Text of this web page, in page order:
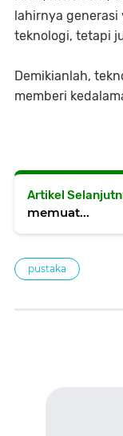
lahirnya generasi
teknologi, tetapi
Demikianlah,
memberi
Artikel
memuat...
pustaka